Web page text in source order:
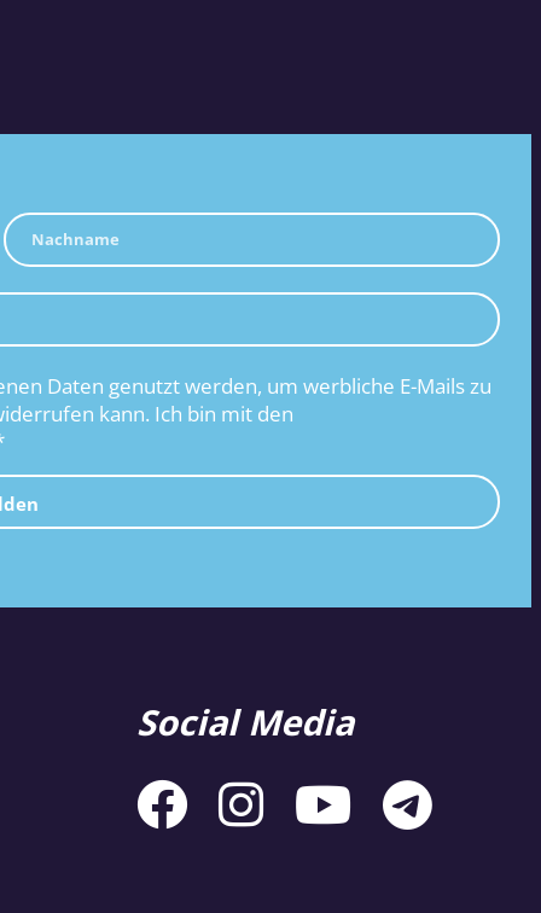
Daten genutzt werden, um werbliche E-Mails zu
kann. Ich bin mit den
Social Media